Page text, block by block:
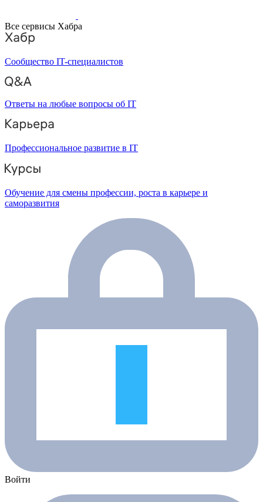
Все сервисы Хабра
Сообщество IT-специалистов
Ответы на любые вопросы об IT
Профессиональное развитие в IT
Обучение для смены профессии, роста в карьере и
саморазвития
Войти